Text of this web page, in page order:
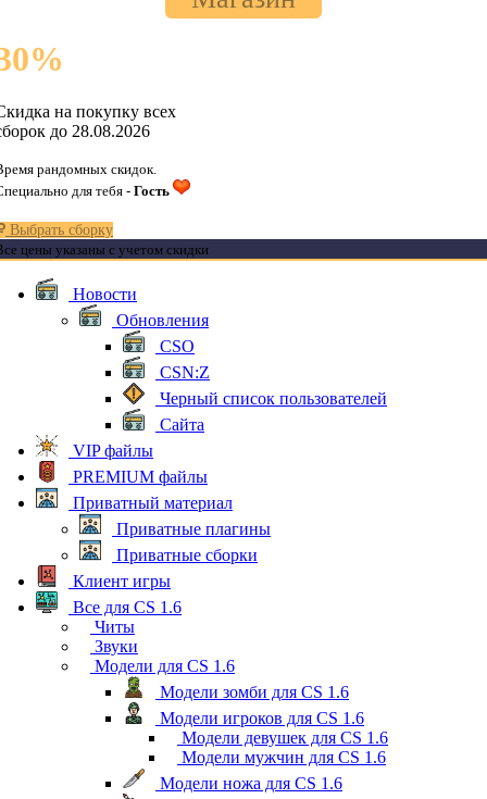
%
на покупку всех
до 28.08.2026
рандомных скидок.
для тебя - Гость
Выбрать сборку
цены указаны с учетом скидки
Новости
Обновления
CSO
CSN:Z
Черный список пользователей
Сайта
VIP файлы
PREMIUM файлы
Приватный материал
Приватные плагины
Приватные сборки
Клиент игры
Все для CS 1.6
Читы
Звуки
Модели для CS 1.6
Модели зомби для CS 1.6
Модели игроков для CS 1.6
Модели девушек для CS 1.6
Модели мужчин для CS 1.6
Модели ножа для CS 1.6